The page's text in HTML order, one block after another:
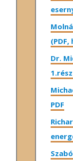
Dr.
1.rész
PDF